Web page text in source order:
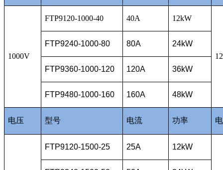
1000V
FTP9120-1000-40 40A 12kW
FTP9240-1000-80 80A 24kW
FTP9360-1000-120 120A 36kW
FTP9480-1000-160 160A 48kW
电压 型号 电流 功率
FTP9120-1500-25 25A 12kW